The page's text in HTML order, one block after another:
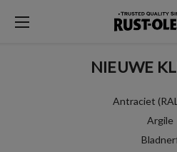
NIEUWE
Antraciet
Argile